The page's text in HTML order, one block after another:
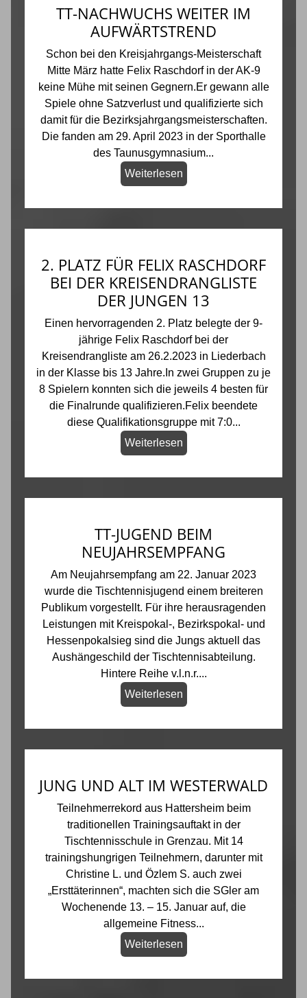
TT-NACHWUCHS WEITER IM
AUFWÄRTSTREND
Schon bei den Kreisjahrgangs-Meisterschaft
Mitte März hatte Felix Raschdorf in der AK-9
keine Mühe mit seinen Gegnern.Er gewann alle
Spiele ohne Satzverlust und qualifizierte sich
damit für die Bezirksjahrgangsmeisterschaften.
Die fanden am 29. April 2023 in der Sporthalle
des Taunusgymnasium...
Weiterlesen
2. PLATZ FÜR FELIX RASCHDORF
BEI DER KREISENDRANGLISTE
DER JUNGEN 13
Einen hervorragenden 2. Platz belegte der 9-
jährige Felix Raschdorf bei der
Kreisendrangliste am 26.2.2023 in Liederbach
in der Klasse bis 13 Jahre.In zwei Gruppen zu je
8 Spielern konnten sich die jeweils 4 besten für
die Finalrunde qualifizieren.Felix beendete
diese Qualifikationsgruppe mit 7:0...
Weiterlesen
TT-JUGEND BEIM
NEUJAHRSEMPFANG
Am Neujahrsempfang am 22. Januar 2023
wurde die Tischtennisjugend einem breiteren
Publikum vorgestellt. Für ihre herausragenden
Leistungen mit Kreispokal-, Bezirkspokal- und
Hessenpokalsieg sind die Jungs aktuell das
Aushängeschild der Tischtennisabteilung.
Hintere Reihe v.l.n.r....
Weiterlesen
JUNG UND ALT IM WESTERWALD
Teilnehmerrekord aus Hattersheim beim
traditionellen Trainingsauftakt in der
Tischtennisschule in Grenzau. Mit 14
trainingshungrigen Teilnehmern, darunter mit
Christine L. und Özlem S. auch zwei
„Ersttäterinnen“, machten sich die SGler am
Wochenende 13. – 15. Januar auf, die
allgemeine Fitness...
Weiterlesen